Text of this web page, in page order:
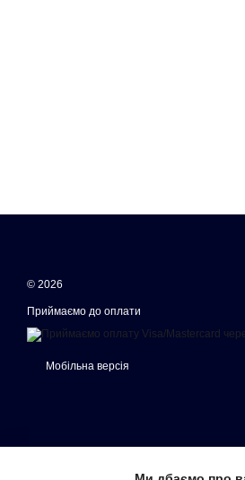
© 2026
Приймаємо до оплати
Мобільна версія